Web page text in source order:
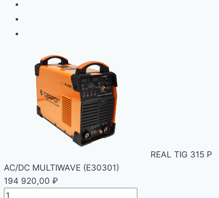
REAL TIG 315 P
AC/DC MULTIWAVE (E30301)
194 920,00 ₽
Количество